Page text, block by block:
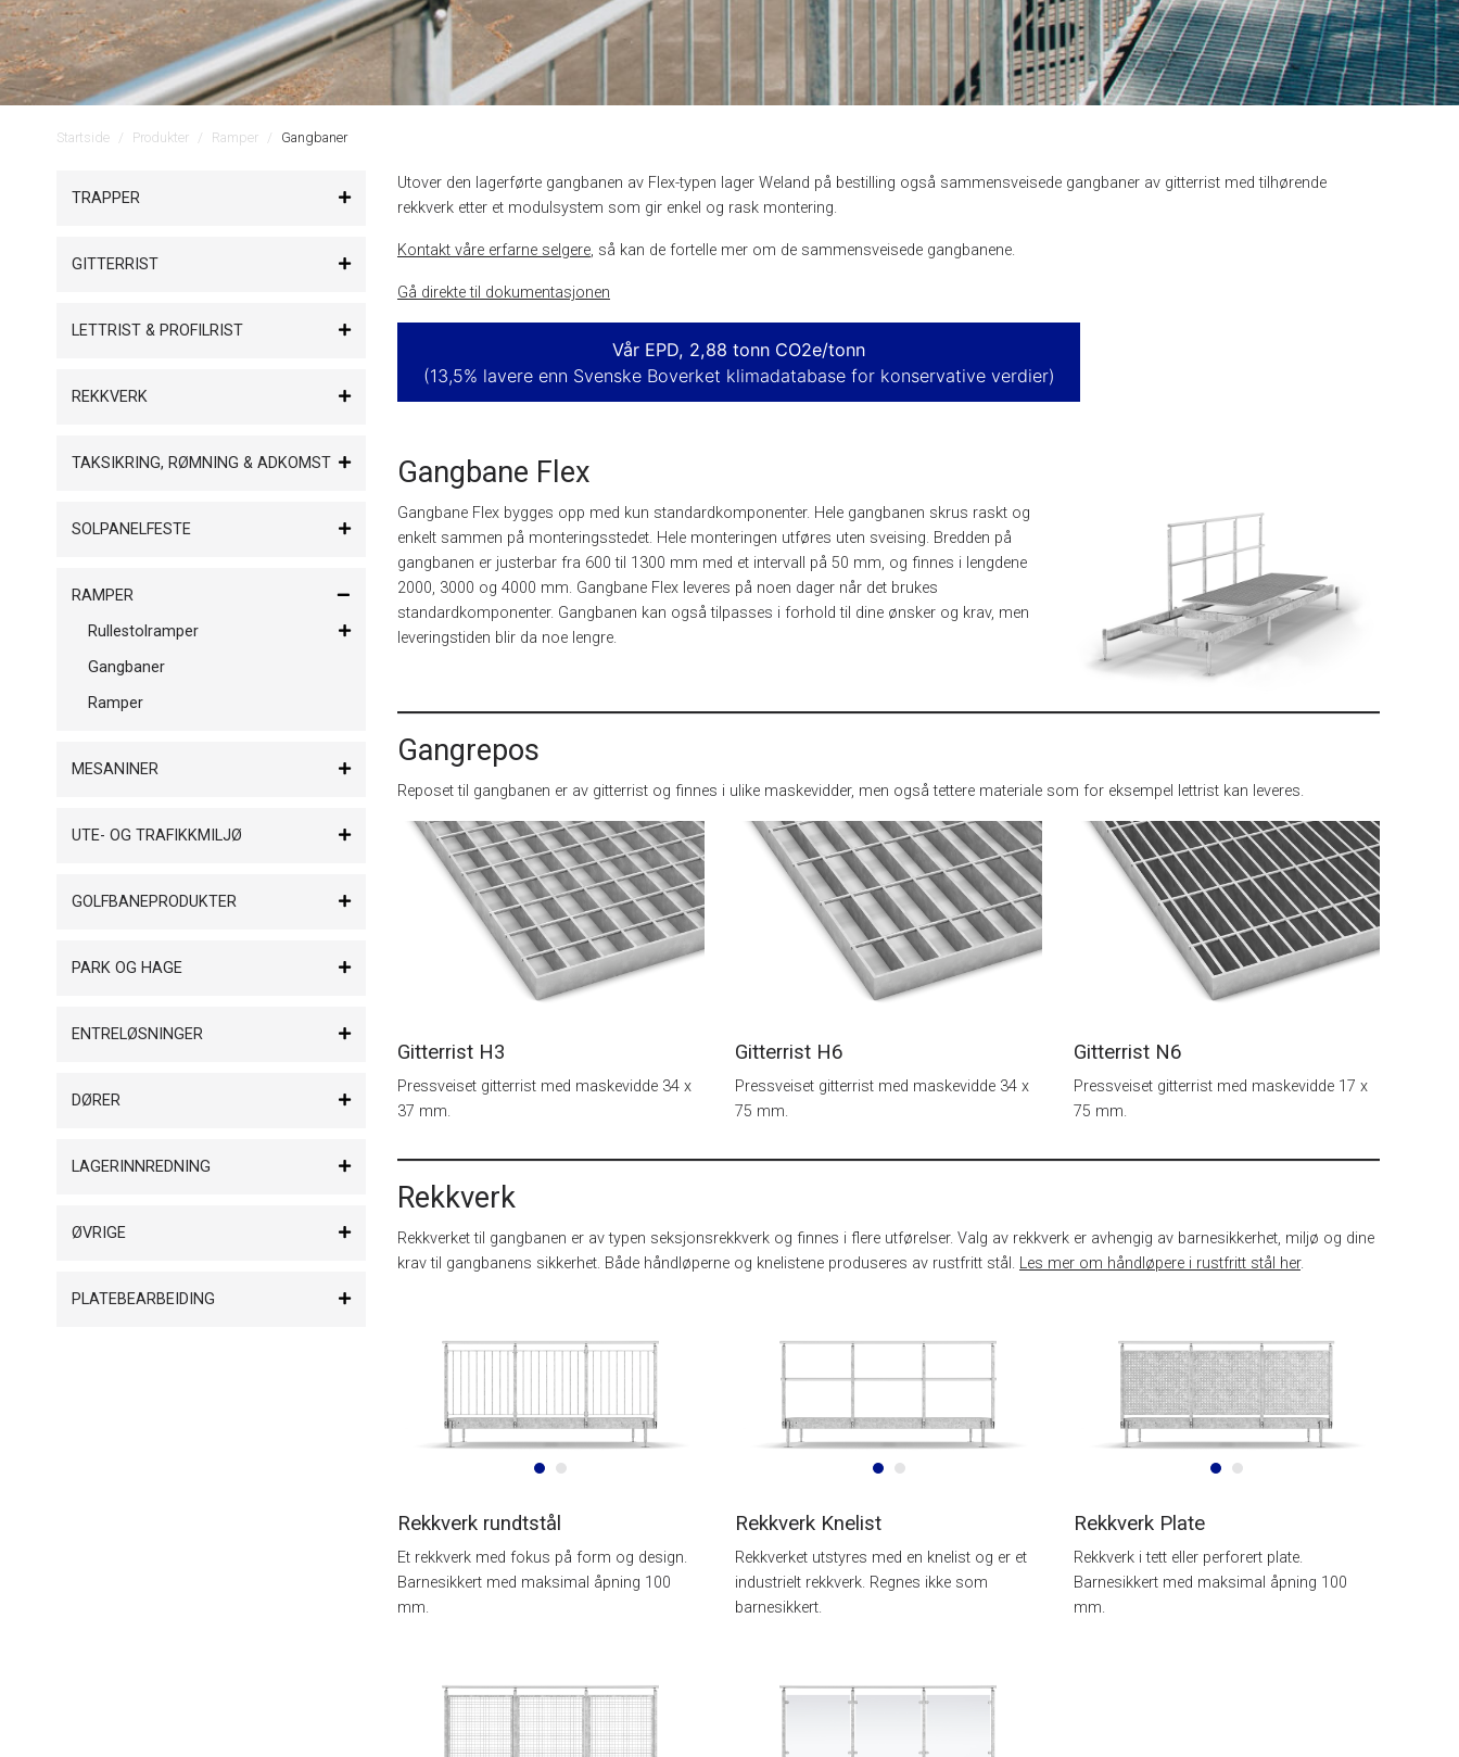
Startside Produkter Ramper Gangbaner
TRAPPER
GITTERRIST
LETTRIST & PROFILRIST
REKKVERK
TAKSIKRING, RØMNING & ADKOMST
SOLPANELFESTE
RAMPER
Rullestolramper
Gangbaner
Ramper
MESANINER
UTE- OG TRAFIKKMILJØ
GOLFBANEPRODUKTER
PARK OG HAGE
ENTRELØSNINGER
DØRER
LAGERINNREDNING
ØVRIGE
PLATEBEARBEIDING
Utover den lagerførte gangbanen av Flex-typen lager Weland på bestilling også sammensveisede gangbaner av gitterrist med tilhørende
rekkverk etter et modulsystem som gir enkel og rask montering.
Kontakt våre erfarne selgere, så kan de fortelle mer om de sammensveisede gangbanene.
Gå direkte til dokumentasjonen
Vår EPD, 2,88 tonn CO2e/tonn
(13,5% lavere enn Svenske Boverket klimadatabase for konservative verdier)
Gangbane Flex
Gangbane Flex bygges opp med kun standardkomponenter. Hele gangbanen skrus raskt og
enkelt sammen på monteringsstedet. Hele monteringen utføres uten sveising. Bredden på
gangbanen er justerbar fra 600 til 1300 mm med et intervall på 50 mm, og finnes i lengdene
2000, 3000 og 4000 mm. Gangbane Flex leveres på noen dager når det brukes
standardkomponenter. Gangbanen kan også tilpasses i forhold til dine ønsker og krav, men
leveringstiden blir da noe lengre.
Gangrepos
Reposet til gangbanen er av gitterrist og finnes i ulike maskevidder, men også tettere materiale som for eksempel lettrist kan leveres.
GitterristH3
Pressveiset gitterrist med maskevidde 34 x
37 mm.
Gitterrist H6
Pressveiset gitterrist med maskevidde 34 x
75 mm.
GitterristN6
Pressveiset gitterrist med maskevidde 17 x
75 mm.
Rekkverk
Rekkverket til gangbanen er av typen seksjonsrekkverk og finnes i flere utførelser. Valg av rekkverk er avhengig av barnesikkerhet, miljø og dine
krav til gangbanens sikkerhet. Både håndløperne og knelistene produseres av rustfritt stål. Les mer om håndløpere i rustfritt stål her.
Rekkverk rundtstål
Et rekkverk med fokus på form og design.
Barnesikkert med maksimal åpning 100
mm.
Rekkverk Knelist
Rekkverket utstyres med en knelist og er et
industrielt rekkverk. Regnes ikke som
barnesikkert.
Rekkverk Plate
Rekkverk i tett eller perforert plate.
Barnesikkert med maksimal åpning 100
mm.